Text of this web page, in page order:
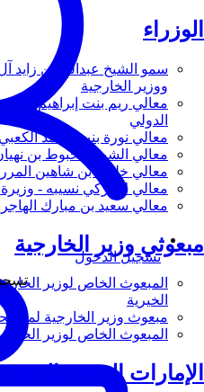
الوزراء
سمو الشيخ عبدالله بن زايد
ووزير الخارجية
معالي ريم بنت إبراهيم
الدولي
معالي نورة بنت محمد
معالي الشيخ شخبوط بن
معالي خليفة بن شاهين
معالي لانا زكي نسيبه -
معالي سعيد بن مبارك
مبعوثي وزير الخارجية
المبعوث الخاص لوزير
الخيرية
مبعوث وزير الخارجية
المبعوث الخاص لوزير
الإمارات العربية المتحدة
تسجيل الدخول